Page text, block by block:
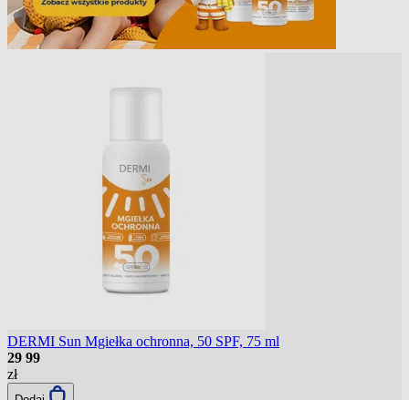
DERMI Sun Mgiełka ochronna, 50 SPF, 75 ml
29 99
zł